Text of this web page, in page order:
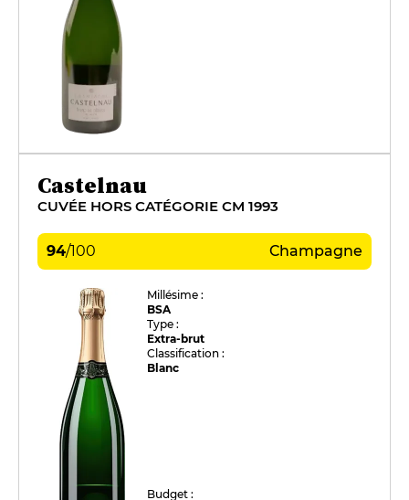
Castelnau
CUVÉE HORS CATÉGORIE CM 1993
94/100 Champagne
Millésime :
BSA
Type :
Extra-brut
Classification :
Blanc
Budget :